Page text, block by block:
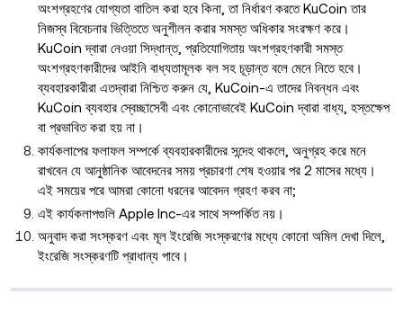
অংশগ্রহণের যোগ্যতা বাতিল করা হবে কিনা, তা নির্ধারণ করতে KuCoin তার
নিজস্ব বিবেচনার ভিত্তিতে অনুশীলন করার সমস্ত অধিকার সংরক্ষণ করে।
KuCoin দ্বারা নেওয়া সিদ্ধান্ত, প্রতিযোগিতায় অংশগ্রহণকারী সমস্ত
অংশগ্রহণকারীদের আইনি বাধ্যতামূলক বল সহ চূড়ান্ত বলে মেনে নিতে হবে।
ব্যবহারকারীরা এতদ্বারা নিশ্চিত করুন যে, KuCoin-এ তাদের নিবন্ধন এবং
KuCoin ব্যবহার স্বেচ্ছাসেবী এবং কোনোভাবেই KuCoin দ্বারা বাধ্য, হস্তক্ষেপ
বা প্রভাবিত করা হয় না।
কার্যকলাপের ফলাফল সম্পর্কে ব্যবহারকারীদের সন্দেহ থাকলে, অনুগ্রহ করে মনে
রাখবেন যে আনুষ্ঠানিক আবেদনের সময় প্রচারণা শেষ হওয়ার পর 2 মাসের মধ্যে।
এই সময়ের পরে আমরা কোনো ধরনের আবেদন গ্রহণ করব না;
এই কার্যকলাপগুলি Apple Inc-এর সাথে সম্পর্কিত নয়।
অনুবাদ করা সংস্করণ এবং মূল ইংরেজি সংস্করণের মধ্যে কোনো অমিল দেখা দিলে,
ইংরেজি সংস্করণটি প্রাধান্য পাবে।